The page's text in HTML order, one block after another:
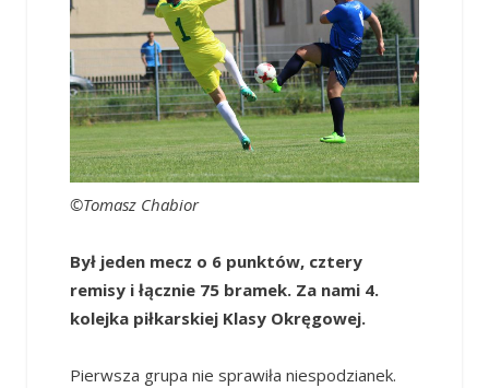
©Tomasz Chabior
Był jeden mecz o 6 punktów, cztery
remisy i łącznie 75 bramek. Za nami 4.
kolejka piłkarskiej Klasy Okręgowej.
Pierwsza grupa nie sprawiła niespodzianek.